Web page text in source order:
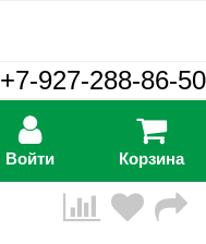
+7-927-288-86-50
Войти Корзина